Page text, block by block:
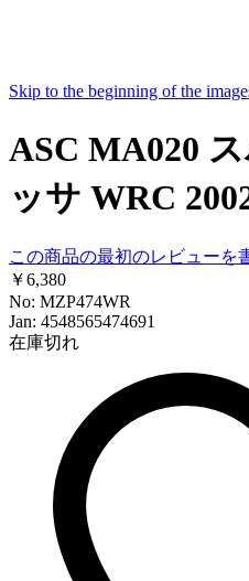
Skip to the beginning of the
ASC MA020
ッサ WRC
この商品の最初のレビューを
￥6,380
No: MZP474WR
Jan: 4548565474691
在庫切れ